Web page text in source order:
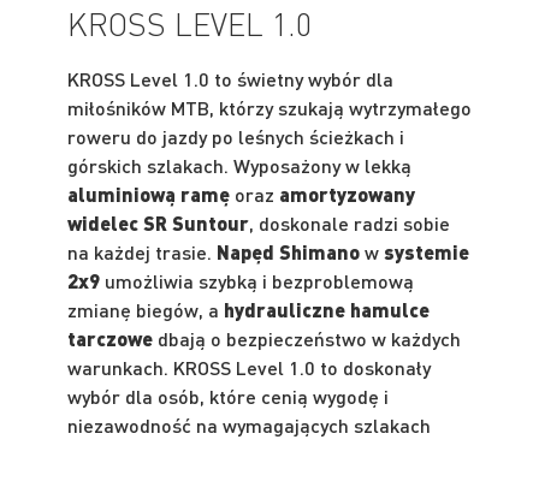
KROSS LEVEL 1.0
KROSS Level 1.0 to świetny wybór dla
miłośników MTB, którzy szukają wytrzymałego
roweru do jazdy po leśnych ścieżkach i
górskich szlakach. Wyposażony w lekką
aluminiową ramę oraz amortyzowany
widelec SR Suntour, doskonale radzi sobie
na każdej trasie. Napęd Shimanowsystemie
2x9 umożliwia szybką i bezproblemową
zmianę biegów, a hydrauliczne hamulce
tarczowe dbają o bezpieczeństwo w każdych
warunkach. KROSS Level 1.0 to doskonały
wybór dla osób, które cenią wygodę i
niezawodność na wymagających szlakach